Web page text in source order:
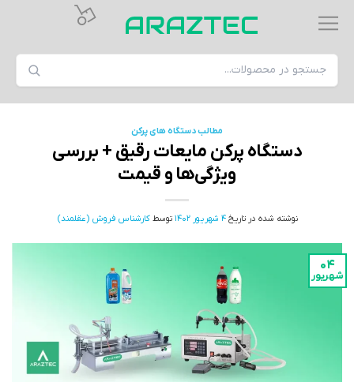
مطالب دستگاه های پرکن
دستگاه پرکن مایعات رقیق + بررسی
ویژگی‌ها و قیمت
نوشته شده در تاریخ4 شهریور 1402 توسطکارشناس فروش (عقلمند)
04
شهریور